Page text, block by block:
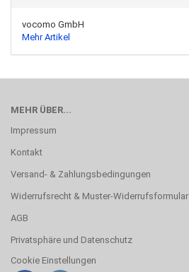
vocomo GmbH
Mehr Artikel
MEHR ÜBER...
Impressum
Kontakt
Versand- & Zahlungsbedingungen
Widerrufsrecht & Muster-Widerrufsformular
AGB
Privatsphäre und Datenschutz
Cookie Einstellungen